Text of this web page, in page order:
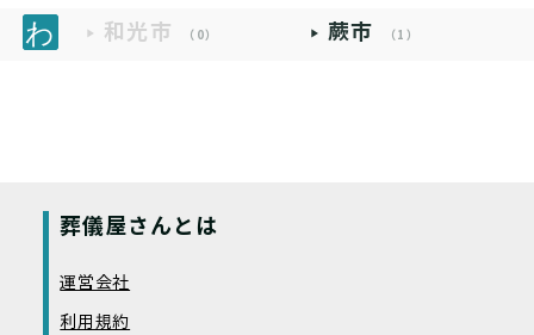
和光市 （0） 蕨市 （1）
葬儀屋さんとは
運営会社
利用規約